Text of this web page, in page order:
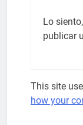
Lo
publicar
This site
how your